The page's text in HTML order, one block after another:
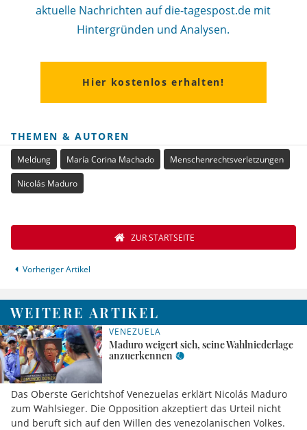
aktuelle Nachrichten auf die-tagespost.de mit
Hintergründen und Analysen.
Hier kostenlos erhalten!
THEMEN & AUTOREN
Meldung María Corina Machado Menschenrechtsverletzungen
Nicolás Maduro
Vorheriger Artikel
ZUR STARTSEITE
WEITERE ARTIKEL
VENEZUELA
Maduro weigert sich, seine Wahlniederlage
anzuerkennen
Das Oberste Gerichtshof Venezuelas erklärt Nicolás Maduro
zum Wahlsieger. Die Opposition akzeptiert das Urteil nicht
und beruft sich auf den Willen des venezolanischen Volkes.